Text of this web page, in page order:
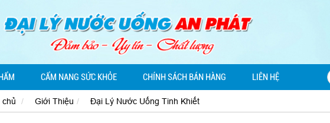
CẨM NANG SỨC KHỎE CHÍNH SÁCH BÁN HÀNG LIÊN HỆ
chủ Giới Thiệu Đại Lý Nước Uống Tinh Khiết